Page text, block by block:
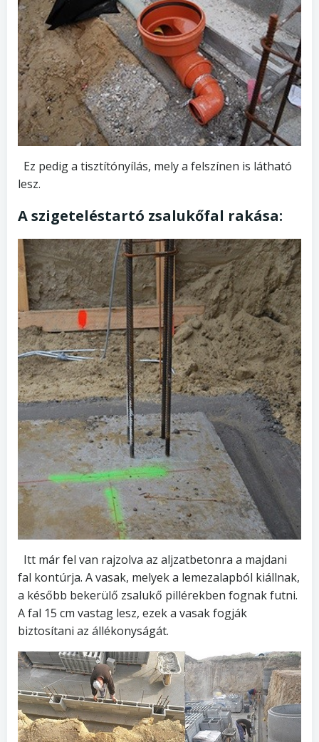
Ez pedig a tisztítónyílás, mely a felszínen is látható
lesz.
A szigeteléstartó zsalukőfal rakása:
Itt már fel van rajzolva az aljzatbetonra a majdani
fal kontúrja. A vasak, melyek a lemezalapból kiállnak,
a később bekerülő zsalukő pillérekben fognak futni.
A fal 15 cm vastag lesz, ezek a vasak fogják
biztosítani az állékonyságát.